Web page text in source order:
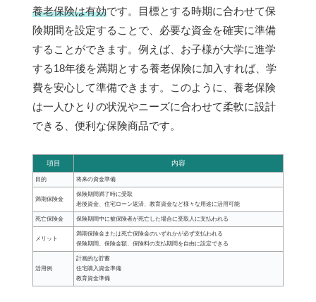
養老保険は有効です。目標とする時期に合わせて保
険期間を設定することで、必要な資金を確実に準備
することができます。例えば、お子様が大学に進学
する18年後を満期とする養老保険に加入すれば、学
費を安心して準備できます。このように、養老保険
は一人ひとりの状況やニーズに合わせて柔軟に設計
できる、便利な保険商品です。
項目 内容
目的 将来の資金準備
満期保険金
保険期間満了時に受取
老後資金、住宅ローン返済、教育資金など様々な用途に活用可能
死亡保険金 保険期間中に被保険者が死亡した場合に受取人に支払われる
メリット
満期保険金または死亡保険金のいずれかが必ず支払われる
保険期間、保険金額、保険料の支払期間を自由に設定できる
活用例
計画的な貯蓄
住宅購入資金準備
教育資金準備